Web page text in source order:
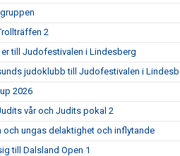
2
till Judofestivalen i Lindesberg
judoklubb till Judofestivalen i
2026
vår och Judits pokal 2
och ungas delaktighet och inflytande
till Dalsland Open 1